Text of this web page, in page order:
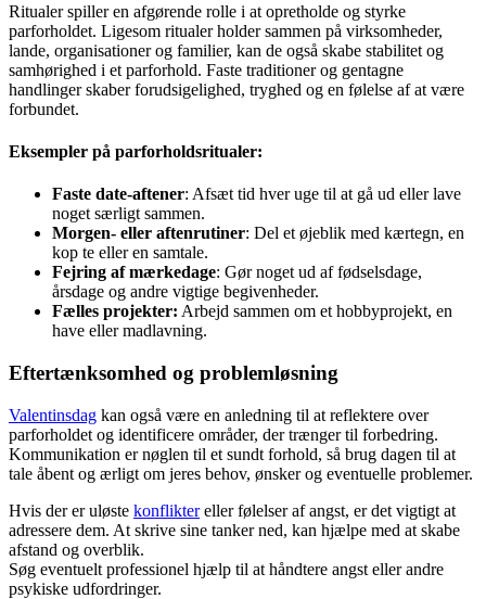
Ritualer spiller en afgørende rolle i at opretholde og styrke
parforholdet. Ligesom ritualer holder sammen på virksomheder,
lande, organisationer og familier, kan de også skabe stabilitet og
samhørighed i et parforhold. Faste traditioner og gentagne
handlinger skaber forudsigelighed, tryghed og en følelse af at være
forbundet.
Eksempler på parforholdsritualer:
Faste date-aftener: Afsæt tid hver uge til at gå ud eller lave
noget særligt sammen.
Morgen- eller aftenrutiner: Del et øjeblik med kærtegn, en
kop te eller en samtale.
Fejring af mærkedage: Gør noget ud af fødselsdage,
årsdage og andre vigtige begivenheder.
Fælles projekter: Arbejd sammen om et hobbyprojekt, en
have eller madlavning.
Eftertænksomhed og problemløsning
Valentinsdag kan også være en anledning til at reflektere over
parforholdet og identificere områder, der trænger til forbedring.
Kommunikation er nøglen til et sundt forhold, så brug dagen til at
tale åbent og ærligt om jeres behov, ønsker og eventuelle problemer.
Hvis der er uløste konfliktereller følelser af angst, er det vigtigt at
adressere dem. At skrive sine tanker ned, kan hjælpe med at skabe
afstand og overblik.
Søg eventuelt professionel hjælp til at håndtere angst eller andre
psykiske udfordringer.